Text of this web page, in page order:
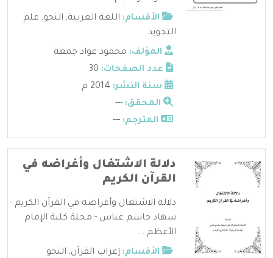
الأقسام: اللغة العربية, النحو, علم
التجويد
المؤلف: محمود عواد جمعة
عدد الصفحات:
سنة النشر:
المحقق: ---
المترجم: ---
دلالة الاشتغال وأغراضه في
القرآن الكريم
دلالة الاشتغال وأغراضه في القرآن الكريم -
سهاد جاسم عباس - مجلة كلية الإمام
الأعظم ...
الأقسام: إعراب القرآن, النحو